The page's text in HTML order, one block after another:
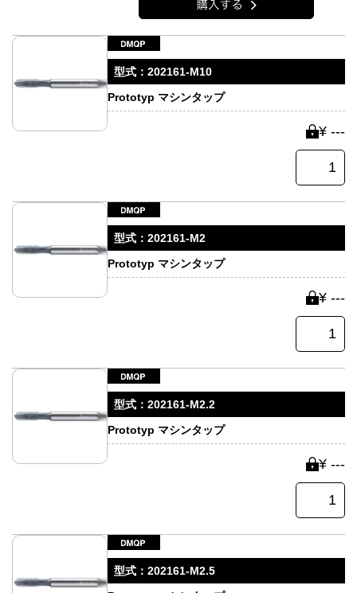
型式： 202161-M10
Prototyp マシンタップ
¥ ---
型式： 202161-M2
Prototyp マシンタップ
¥ ---
型式： 202161-M2.2
Prototyp マシンタップ
¥ ---
型式： 202161-M2.5